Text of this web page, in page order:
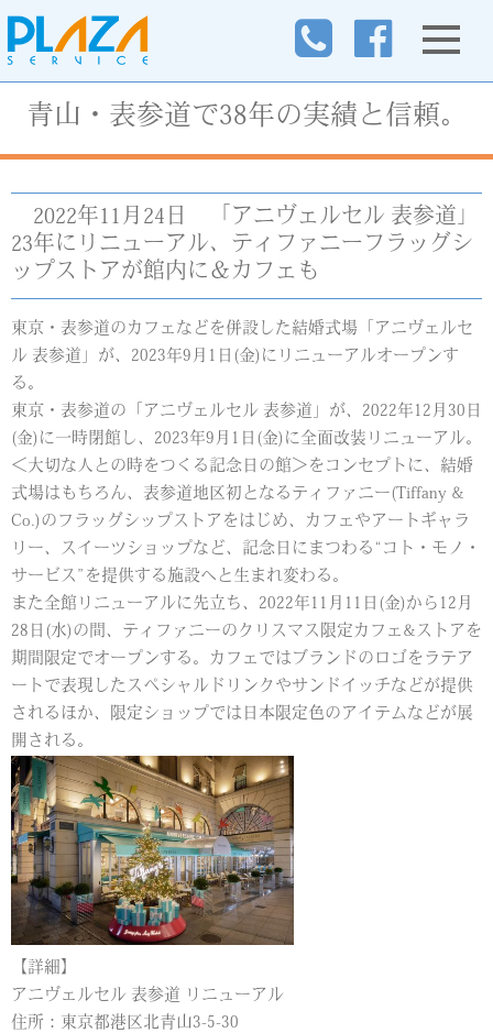
青山・表参道で38年の実績と信頼。
2022年11月24日
「アニヴェルセル 表参道」
23年にリニューアル、ティファニーフラッグシ
ップストアが館内に＆カフェも
東京・表参道のカフェなどを併設した結婚式場「アニヴェルセ
ル 表参道」が、2023年9月1日(金)にリニューアルオープンす
る。
東京・表参道の「アニヴェルセル 表参道」が、2022年12月30日
(金)に一時閉館し、2023年9月1日(金)に全面改装リニューアル。
＜大切な人との時をつくる記念日の館＞をコンセプトに、結婚
式場はもちろん、表参道地区初となるティファニー(Tiffany &
Co.)のフラッグシップストアをはじめ、カフェやアートギャラ
リー、スイーツショップなど、記念日にまつわる“コト・モノ・
サービス”を提供する施設へと生まれ変わる。
また全館リニューアルに先立ち、2022年11月11日(金)から12月
28日(水)の間、ティファニーのクリスマス限定カフェ&ストアを
期間限定でオープンする。カフェではブランドのロゴをラテア
ートで表現したスペシャルドリンクやサンドイッチなどが提供
されるほか、限定ショップでは日本限定色のアイテムなどが展
開される。
【詳細】
アニヴェルセル 表参道 リニューアル
住所：東京都港区北青山3-5-30